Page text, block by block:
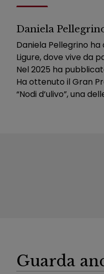
Daniela
Daniela Pellegrino
Ligure, dove vive da
Nel 2025 ha
Ha ottenuto il Gran
“Nodi d’ulivo”, una
Guarda